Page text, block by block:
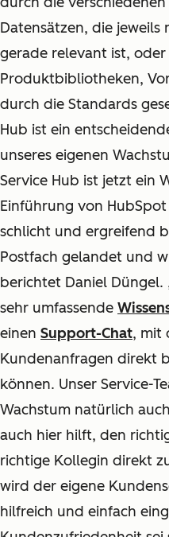
Datensätzen, die jeweils
gerade relevant ist,
Produktbibliotheken,
durch die Standards
Hub ist ein
unseres eigenen
Service Hub ist jetzt ein
Einführung von
schlicht und ergreifend
Postfach gelandet und
berichtet Daniel
sehr umfassende
einen Support-Chat, mit
Kundenanfragen direkt
können. Unser Service-
Wachstum natürlich
auch hier hilft, den
richtige Kollegin direkt
wird der eigene
hilfreich und einfach